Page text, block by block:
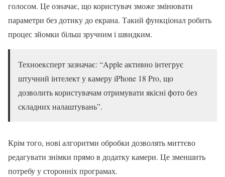
голосом. Це означає, що користувач зможе змінювати
параметри без дотику до екрана. Такий функціонал робить
процес зйомки більш зручним і швидким.
Техноексперт зазначає: “Apple активно інтегрує
штучний інтелект у камеру iPhone 18 Pro, що
дозволить користувачам отримувати якісні фото без
складних налаштувань”.
Крім того, нові алгоритми обробки дозволять миттєво
редагувати знімки прямо в додатку камери. Це зменшить
потребу у сторонніх програмах.